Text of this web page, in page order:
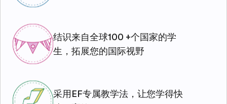
结识来自全球100 +个国家的学
生，拓展您的国际视野
采用EF专属教学法，让您学得快